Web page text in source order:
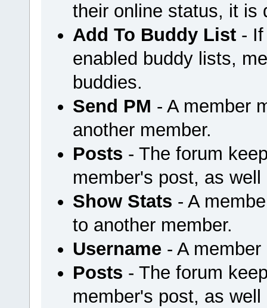
their online status, it is
Add To Buddy List- If
enabled buddy lists,
buddies.
Send PM - A member
another member.
Posts - The forum
member's post, as
Show Stats - A
to another member.
Username- A member
Posts - The forum
member's post, as